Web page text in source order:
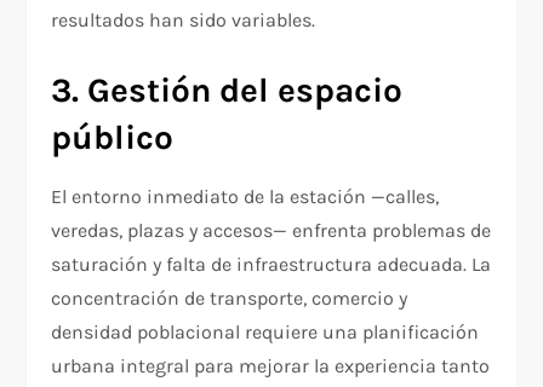
resultados han sido variables.
3. Gestión del espacio
público
El entorno inmediato de la estación —calles,
veredas, plazas y accesos— enfrenta problemas de
saturación y falta de infraestructura adecuada. La
concentración de transporte, comercio y
densidad poblacional requiere una planificación
urbana integral para mejorar la experiencia tanto